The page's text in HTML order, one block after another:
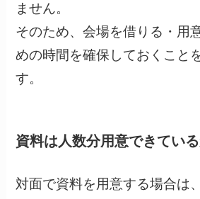
ません。
そのため、会場を借りる・用
めの時間を確保しておくこと
す。
資料は人数分用意できてい
対面で資料を用意する場合は